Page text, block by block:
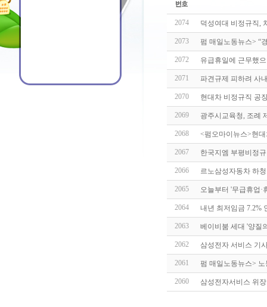
2074 덕성여대 비정규직,
2073 펌 매일노동뉴스> “
2072 유급휴일에 근무했
2071 파견규제 피하려 사
2070 현대차 비정규직 공
2069 광주시교육청, 조례
2068 <펌오마이뉴스>현
2067 한국지엠 부평비정
2066 르노삼성자동차 하
2065 오늘부터 '무급휴업
2064 내년 최저임금 7.2%
2063 베이비붐 세대 '양질
2062 삼성전자 서비스 기
2061 펌 매일노동뉴스>
2060 삼성전자서비스 위